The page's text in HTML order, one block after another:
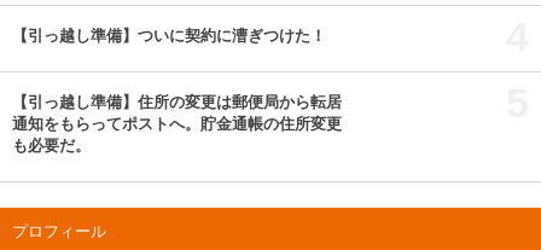
【引っ越し準備】ついに契約に漕ぎつけた！
【引っ越し準備】住所の変更は郵便局から転居
通知をもらってポストへ。貯金通帳の住所変更
も必要だ。
プロフィール